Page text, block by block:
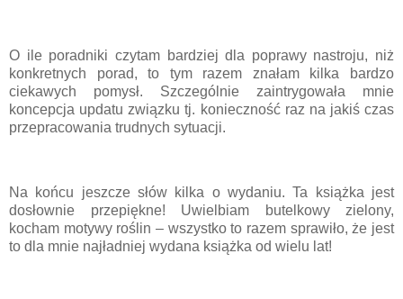
O ile poradniki czytam bardziej dla poprawy nastroju, niż
konkretnych porad, to tym razem znałam kilka bardzo
ciekawych pomysł. Szczególnie zaintrygowała mnie
koncepcja updatu związku tj. konieczność raz na jakiś czas
przepracowania trudnych sytuacji.
Na końcu jeszcze słów kilka o wydaniu. Ta książka jest
dosłownie przepiękne! Uwielbiam butelkowy zielony,
kocham motywy roślin – wszystko to razem sprawiło, że jest
to dla mnie najładniej wydana książka od wielu lat!